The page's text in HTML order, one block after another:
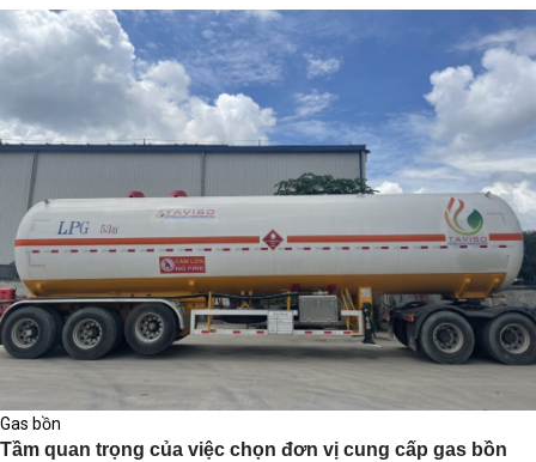
Gas bồn
Tầm quan trọng của việc chọn đơn vị cung cấp gas bồn